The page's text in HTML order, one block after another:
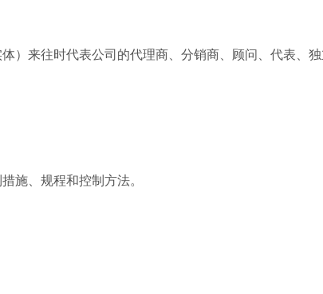
）来往时代表公司的代理商、分销商、顾问、代表、
施、规程和控制方法。